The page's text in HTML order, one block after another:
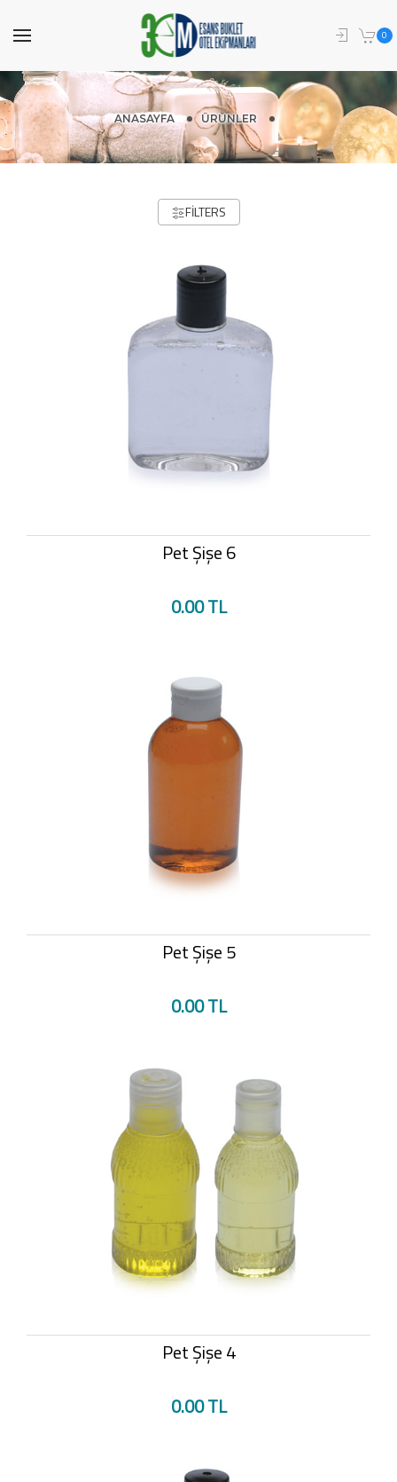
0
ANASAYFA ÜRÜNLER
FILTERS
Pet Şişe 6
0.00 TL
Pet Şişe 5
0.00 TL
Pet Şişe 4
0.00 TL